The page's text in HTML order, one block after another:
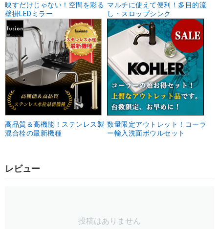
映すだけじゃない！空間を彩る
壁掛LEDミラー
マルチに使えて便利！多目的流
し・スロップシンク
高品質＆高機能！ステンレス製
混合栓の最新機種
数量限定アウトレット！コーラ
ー輸入洗面ボウルセット
レビュー
投稿はありません